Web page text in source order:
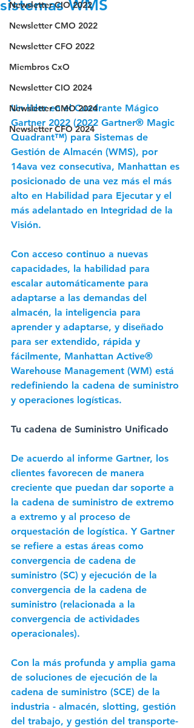
Newsletter CIO 2022
Newsletter CMO 2022
Newsletter CFO 2022
Miembros CxO
Newsletter CIO 2024
Newsletter CMO 2024
Newsletter CFO 2024
sistemas WMS
Un líder en el Cuadrante Mágico
Gartner 2022 (2022 Gartner® Magic
Quadrant™) para Sistemas de
Gestión de Almacén (WMS), por
14ava vez consecutiva, Manhattan es
posicionado de una vez más el más
alto en Habilidad para Ejecutar y el
más adelantado en Integridad de la
Visión.
Con acceso continuo a nuevas
capacidades, la habilidad para
escalar automáticamente para
adaptarse a las demandas del
almacén, la inteligencia para
aprender y adaptarse, y diseñado
para ser extendido, rápida y
fácilmente, Manhattan Active®
Warehouse Management (WM) está
redefiniendo la cadena de suministro
y operaciones logísticas.
Tu cadena de Suministro Unificado
De acuerdo al informe Gartner, los
clientes favorecen de manera
creciente que puedan dar soporte a
la cadena de suministro de extremo
a extremo y al proceso de
orquestación de logística. Y Gartner
se refiere a estas áreas como
convergencia de cadena de
suministro (SC) y ejecución de la
convergencia de la cadena de
suministro (relacionada a la
convergencia de actividades
operacionales).
Con la más profunda y amplia gama
de soluciones de ejecución de la
cadena de suministro (SCE) de la
industria - almacén, slotting, gestión
del trabajo, y gestión del transporte-